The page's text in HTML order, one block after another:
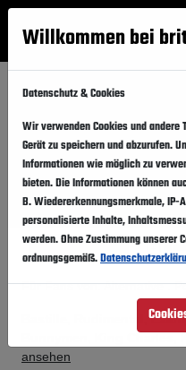
Menü
Startseite Festivals
Wakestock 2013
Großbritannien,
Freitag,12.07.2013-
Vergangener Event
Für Fans von: Alternative .
Bastille, Rudimental,
ansehen
Willkommen bei
Datenschutz & Cookies
Wir verwenden Cookies und andere
Gerät zu speichern und abzurufen.
Informationen wie möglich zu
bieten. Die Informationen können
B. Wiedererkennungsmerkmale,
personalisierte Inhalte,
werden. Ohne Zustimmung
ordnungsgemäß.